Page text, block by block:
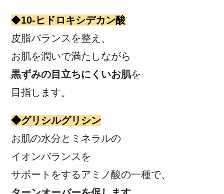
◆10-ヒドロキシデカン酸
皮脂バランスを整え、
お肌を潤いで満たしながら
黒ずみの目立ちにくいお肌を
目指します。
◆グリシルグリシン
お肌の水分とミネラルの
イオンバランスを
サポートをするアミノ酸の一種で、